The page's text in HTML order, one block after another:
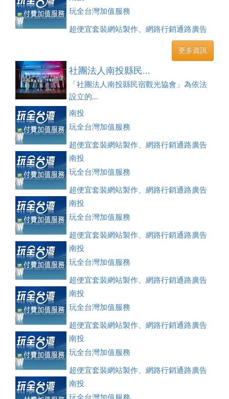
玩全台灣加值服務
超便宜套裝網站製作、網路行銷通路廣告
刊登、訂房系統、客房委託旅行社銷售，全面優惠中....
更多資訊
社團法人南投縣民...
「社團法人南投縣民宿觀光協會」為依法
設立的...
南投
玩全台灣加值服務
超便宜套裝網站製作、網路行銷通路廣告
刊登、訂房系統、客房委託旅行社銷售，全面優惠中....
南投
玩全台灣加值服務
超便宜套裝網站製作、網路行銷通路廣告
刊登、訂房系統、客房委託旅行社銷售，全面優惠中....
南投
玩全台灣加值服務
超便宜套裝網站製作、網路行銷通路廣告
刊登、訂房系統、客房委託旅行社銷售，全面優惠中....
南投
玩全台灣加值服務
超便宜套裝網站製作、網路行銷通路廣告
刊登、訂房系統、客房委託旅行社銷售，全面優惠中....
南投
玩全台灣加值服務
超便宜套裝網站製作、網路行銷通路廣告
刊登、訂房系統、客房委託旅行社銷售，全面優惠中....
南投
玩全台灣加值服務
超便宜套裝網站製作、網路行銷通路廣告
刊登、訂房系統、客房委託旅行社銷售，全面優惠中....
南投